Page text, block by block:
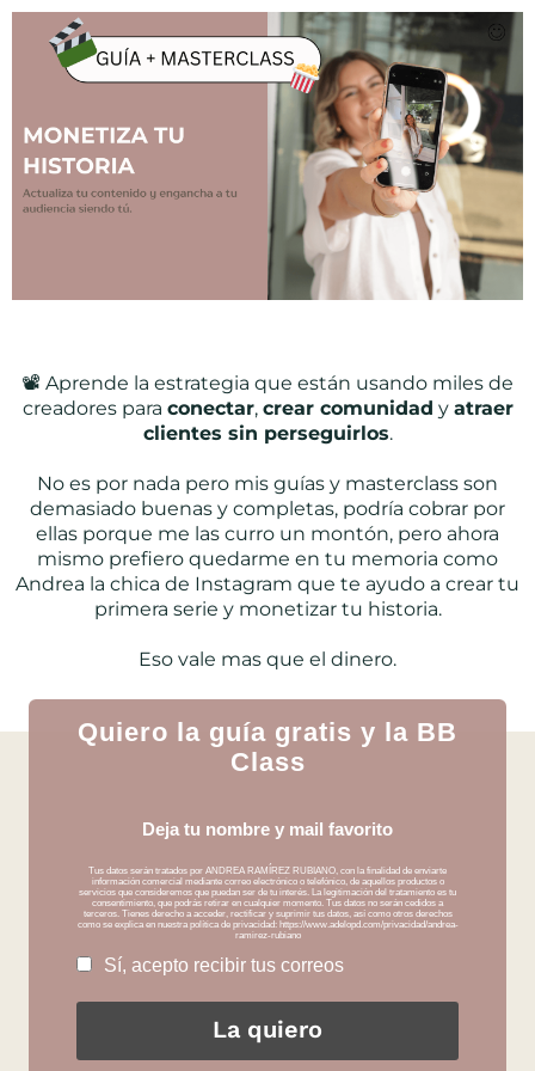
📽️ Aprende la estrategia que están usando miles de
creadores para conectar, crear comunidad y atraer
clientes sin perseguirlos.
No es por nada pero mis guías y masterclass son
demasiado buenas y completas, podría cobrar por
ellas porque me las curro un montón, pero ahora
mismo prefiero quedarme en tu memoria como
Andrea la chica de Instagram que te ayudo a crear tu
primera serie y monetizar tu historia.
Eso vale mas que el dinero.
Quiero la guía gratis y la BB
Class
Deja tu nombre y mail favorito
Tus datos serán tratados por ANDREA RAMÍREZ RUBIANO, con la finalidad de enviarte
información comercial mediante correo electrónico o telefónico, de aquellos productos o
servicios que consideremos que puedan ser de tu interés. La legitimación del tratamiento es tu
consentimiento, que podrás retirar en cualquier momento. Tus datos no serán cedidos a
terceros. Tienes derecho a acceder, rectificar y suprimir tus datos, así como otros derechos
como se explica en nuestra política de privacidad: https://www.adelopd.com/privacidad/andrea-
ramirez-rubiano
Sí, acepto recibir tus correos
La quiero